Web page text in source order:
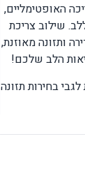
האופטימליים,
שילוב צריכת
ותזונה מאוזנת,
הלב שלכם!
בחירות תזונה